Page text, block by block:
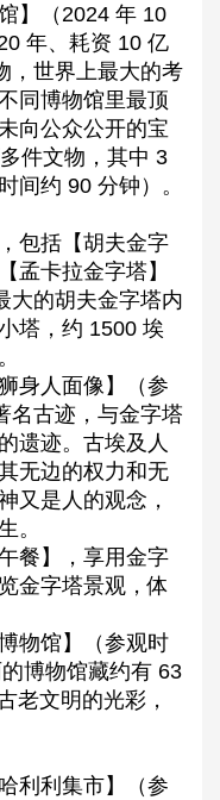
】（2024 年 10
年、耗资 10 亿
，世界上最大的考
同博物馆里最顶
向公众公开的宝
件文物，其中 3
间约 90 分钟）。
包括【胡夫金字
孟卡拉金字塔】
大的胡夫金字塔内
塔，约 1500 埃
身人面像】（参
名古迹，与金字塔
遗迹。古埃及人
无边的权力和无
又是人的观念，
。
餐】，享用金字
金字塔景观，体
物馆】（参观时
博物馆藏约有 63
老文明的光彩，
利利集市】（参